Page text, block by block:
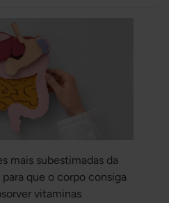
mais subestimadas da
que o corpo consiga
vitaminas